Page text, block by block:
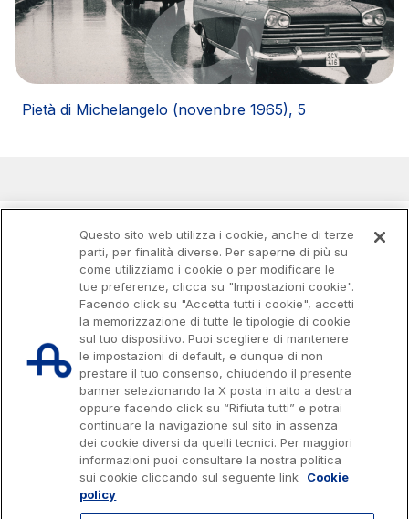
Pietà di Michelangelo (novenbre 1965), 5
Capitale sociale € 622.027.000,00 interamente versato
Codice fiscale e n. di iscrizione al Registro delle Imprese di Roma
C.C.I.A.A. Roma n. 1037417 - P.IVA: 07516911000 - Sede Legale: via A.
Questo sito web utilizza i cookie, anche di terze
parti, per finalità diverse. Per saperne di più su
come utilizziamo i cookie o per modificare le
tue preferenze, clicca su "Impostazioni cookie".
Facendo click su "Accetta tutti i cookie", accetti
la memorizzazione di tutte le tipologie di cookie
sul tuo dispositivo. Puoi scegliere di mantenere
le impostazioni di default, e dunque di non
prestare il tuo consenso, chiudendo il presente
banner selezionando la X posta in alto a destra
oppure facendo click su “Rifiuta tutti” e potrai
continuare la navigazione sul sito in assenza
dei cookie diversi da quelli tecnici. Per maggiori
informazioni puoi consultare la nostra politica
sui cookie cliccando sul seguente link
Cookie
policy